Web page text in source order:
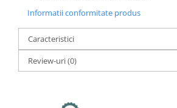
Informatii conformitate produs
Caracteristici
Review-uri(0)